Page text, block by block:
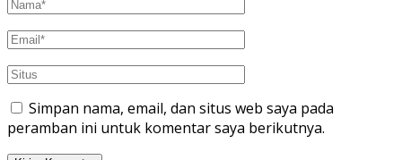
Simpan nama, email, dan situs web saya pada
peramban ini untuk komentar saya berikutnya.